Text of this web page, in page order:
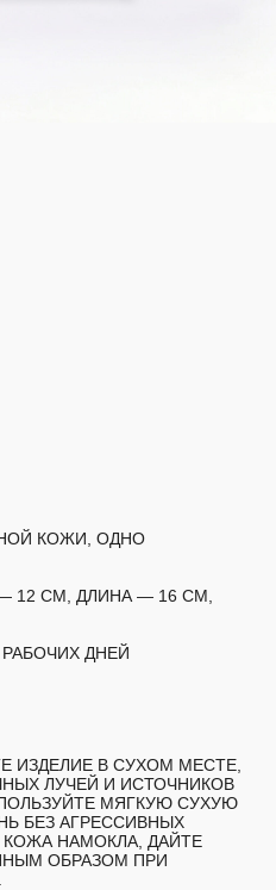
КОЖИ, ОДНО
12 СМ, ДЛИНА — 16 СМ,
РАБОЧИХ ДНЕЙ
ИЗДЕЛИЕ В СУХОМ МЕСТЕ,
ЛУЧЕЙ И ИСТОЧНИКОВ
МЯГКУЮ СУХУЮ
БЕЗ АГРЕССИВНЫХ
НАМОКЛА, ДАЙТЕ
ОБРАЗОМ ПРИ